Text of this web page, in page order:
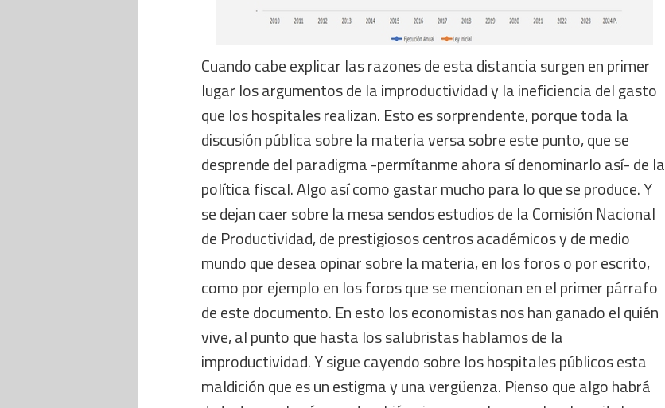
Cuando cabe explicar las razones de esta distancia surgen en primer
lugar los argumentos de la improductividad y la ineficiencia del gasto
que los hospitales realizan. Esto es sorprendente, porque toda la
discusión pública sobre la materia versa sobre este punto, que se
desprende del paradigma -permítanme ahora sí denominarlo así- de la
política fiscal. Algo así como gastar mucho para lo que se produce. Y
se dejan caer sobre la mesa sendos estudios de la Comisión Nacional
de Productividad, de prestigiosos centros académicos y de medio
mundo que desea opinar sobre la materia, en los foros o por escrito,
como por ejemplo en los foros que se mencionan en el primer párrafo
de este documento. En esto los economistas nos han ganado el quién
vive, al punto que hasta los salubristas hablamos de la
improductividad. Y sigue cayendo sobre los hospitales públicos esta
maldición que es un estigma y una vergüenza. Pienso que algo habrá